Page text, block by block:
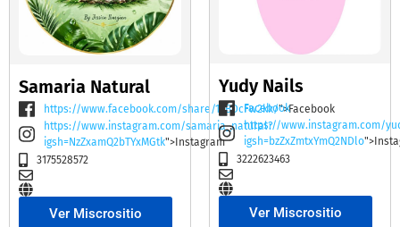
Samaria Natural
https://www.facebook.com/share/19BDcFw2kk/">Facebook
https://www.instagram.com/samaria_natural?
igsh=NzZxamQ2bTYxMGtk">Instagram
3175528572
Ver Miscrositio
Yudy Nails
Facebook
https://www.instagram.com/
igsh=bzZxZmtxYmQ2NDlo
3222623463
Ver Miscrositio